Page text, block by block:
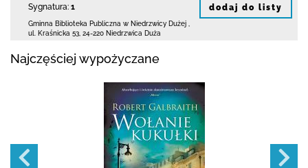
Sygnatura: 1
Gminna Biblioteka Publiczna w Niedrzwicy Dużej
ul. Kraśnicka 53 24-220 Niedrzwica Duża
dodaj do listy
Najczęściej wypożyczane